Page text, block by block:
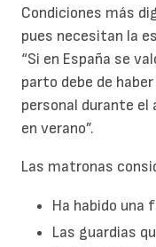
Condiciones más
pues necesitan la
“Si en España se
parto debe de
personal durante el
en verano”.
Las matronas
Ha habido una
Las guardias